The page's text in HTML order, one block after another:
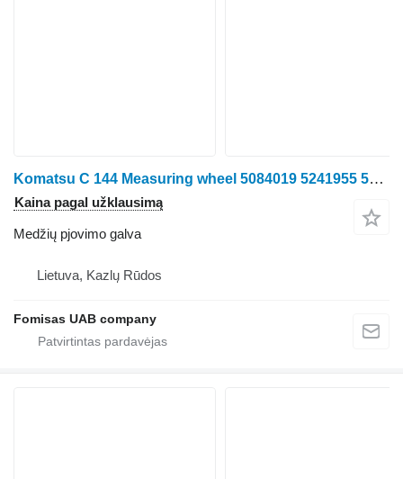
Komatsu C 144 Measuring wheel 5084019 5241955 5289909
Kaina pagal užklausimą
Medžių pjovimo galva
Lietuva, Kazlų Rūdos
Fomisas UAB company